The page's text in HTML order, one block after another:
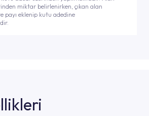
miktar belirlenirken, çıkan alan
payı eklenip kutu adedine